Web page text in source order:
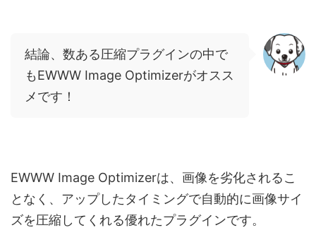
結論、数ある圧縮プラグインの中で
もEWWW Image Optimizerがオスス
メです！
EWWW Image Optimizerは、画像を劣化されるこ
となく、アップしたタイミングで自動的に画像サイ
ズを圧縮してくれる優れたプラグインです。